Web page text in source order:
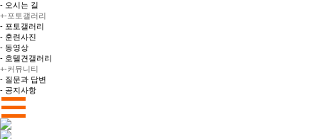
- 오시는 길
+-포토갤러리
- 포토갤러리
- 훈련사진
- 동영상
- 호텔견갤러리
+-커뮤니티
- 질문과 답변
- 공지사항